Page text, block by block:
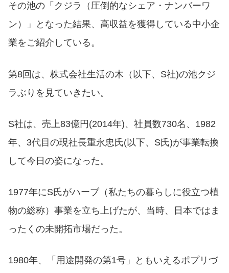
その池の「クジラ（圧倒的なシェア・ナンバーワ
ン）」となった結果、高収益を獲得している中小企
業をご紹介している。
第8回は、株式会社生活の木（以下、S社)の池クジ
ラぶりを見ていきたい。
S社は、売上83億円(2014年)、社員数730名、1982
年、3代目の現社長重永忠氏(以下、S氏)が事業転換
して今日の姿になった。
1977年にS氏がハーブ（私たちの暮らしに役立つ植
物の総称）事業を立ち上げたが、当時、日本ではま
ったくの未開拓市場だった。
1980年、「用途開発の第1号」ともいえるポプリづ